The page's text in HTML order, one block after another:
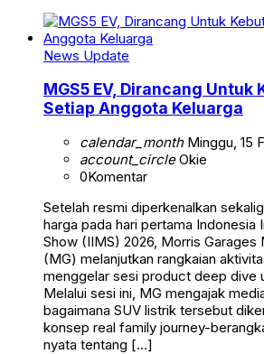
News Update
MGS5 EV, Dirancang Untuk
Setiap Anggota Keluarga
calendar_monthMinggu, 15
account_circleOkie
0Komentar
Setelah resmi diperkenalkan
harga pada hari pertama Indonesia
Show (IIMS) 2026, Morris Garages
(MG) melanjutkan rangkaian
menggelar sesi product deep dive
Melalui sesi ini, MG mengajak
bagaimana SUV listrik tersebut
konsep real family journey-
nyata tentang […]